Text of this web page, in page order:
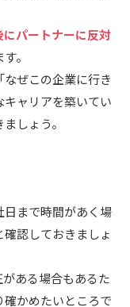
パートナーに反対
。
なぜこの企業に行き
ャリアを築いてい
しょう。
日まで時間があく場
認しておきましょ
ある場合もあるた
かめたいところで